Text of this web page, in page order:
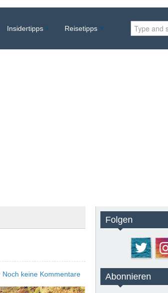
Insidertipps Reisetipps
Noch keine Kommentare
Folgen
Abonnieren